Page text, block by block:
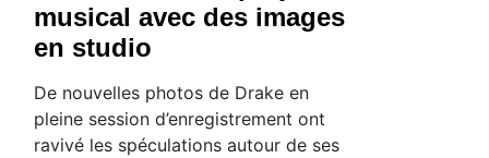
musical avec des images
en studio
De nouvelles photos de Drake en
pleine session d’enregistrement ont
ravivé les spéculations autour de ses